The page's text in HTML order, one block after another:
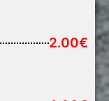
2.00€